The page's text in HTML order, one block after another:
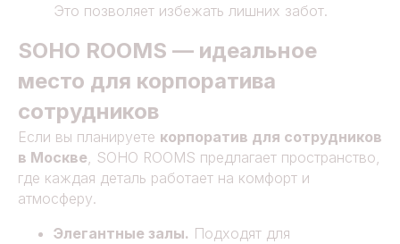
Это позволяет избежать лишних забот.
SOHO ROOMS — идеальное
место для корпоратива
сотрудников
Если вы планируете корпоратив для сотрудников
в Москве, SOHO ROOMS предлагает пространство,
где каждая деталь работает на комфорт и
атмосферу.
Элегантные залы. Подходят для